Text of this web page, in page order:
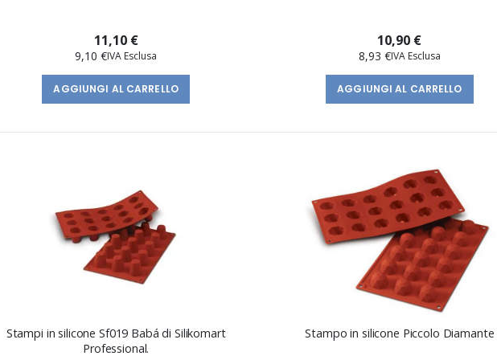
11,10 €
9,10 €
AGGIUNGI AL CARRELLO
10,90 €
8,93 €
AGGIUNGI AL CARRELLO
Stampi in silicone Sf019 Babá di Silikomart
Professional.
Stampo in silicone Piccolo Diamante